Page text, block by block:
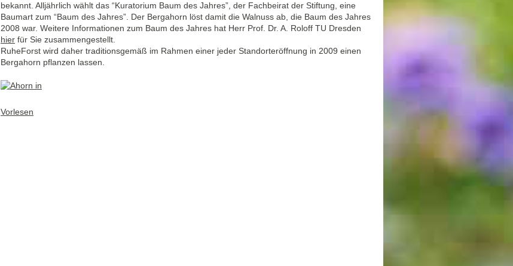
bekannt. Alljährlich wählt das “Kuratorium Baum des Jahres”, der Fachbeirat der Stiftung, eine
Baumart zum “Baum des Jahres”. Der Bergahorn löst damit die Walnuss ab, die Baum des Jahres
2008 war. Weitere Informationen zum Baum des Jahres hat Herr Prof. Dr. A. Roloff TU Dresden
hier für Sie zusammengestellt.
RuheForst wird daher traditionsgemäß im Rahmen einer jeder Standorteröffnung in 2009 einen
Bergahorn pflanzen lassen.
Vorlesen